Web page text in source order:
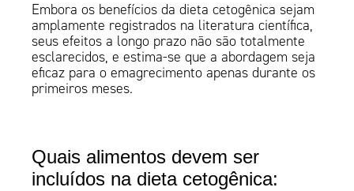
Embora os benefícios da dieta cetogênica sejam
amplamente registrados na literatura científica,
seus efeitos a longo prazo não são totalmente
esclarecidos, e estima-se que a abordagem seja
eficaz para o emagrecimento apenas durante os
primeiros meses.
Quais alimentos devem ser
incluídos na dieta cetogênica: